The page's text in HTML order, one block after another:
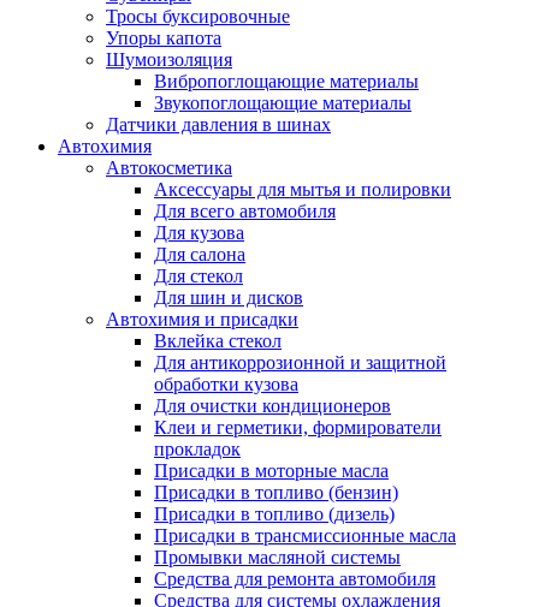
Тросы буксировочные
Упоры капота
Шумоизоляция
Вибропоглощающие материалы
Звукопоглощающие материалы
Датчики давления в шинах
Автохимия
Автокосметика
Аксессуары для мытья и полировки
Для всего автомобиля
Для кузова
Для салона
Для стекол
Для шин и дисков
Автохимия и присадки
Вклейка стекол
Для антикоррозионной и защитной
обработки кузова
Для очистки кондиционеров
Клеи и герметики, формирователи
прокладок
Присадки в моторные масла
Присадки в топливо (бензин)
Присадки в топливо (дизель)
Присадки в трансмиссионные масла
Промывки масляной системы
Средства для ремонта автомобиля
Средства для системы охлаждения